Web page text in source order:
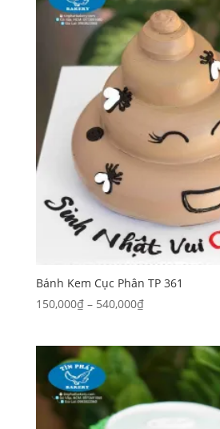
đến
1,510,000₫
Bánh Kem Cục Phân TP 361
150,000₫ – 540,000₫Khoảng
150,000₫
đến
540,000₫